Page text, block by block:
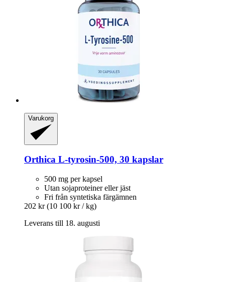
Varukorg
Orthica L-​tyrosin-​500, 30 kapslar
500 mg per kapsel
Utan sojaproteiner eller jäst
Fri från syntetiska färgämnen
202 kr (10 100 kr / kg)
Leverans till 18. augusti